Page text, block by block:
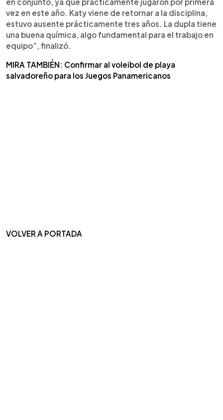
vez en este año. Katy viene de retornar a la disciplina,
estuvo ausente prácticamente tres años. La dupla tiene
una buena química, algo fundamental para el trabajo en
equipo”, finalizó.
MIRA TAMBIÉN: Confirmar al voleibol de playa
salvadoreño para los Juegos Panamericanos
VOLVER A PORTADA